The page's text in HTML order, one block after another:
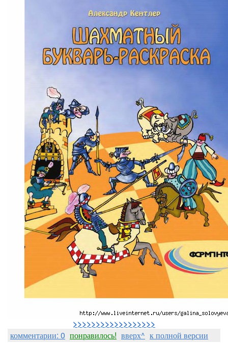
>>>>>>>>>>>>>>>>>>
комментарии: 0 понравилось! вверх^ к полной версии